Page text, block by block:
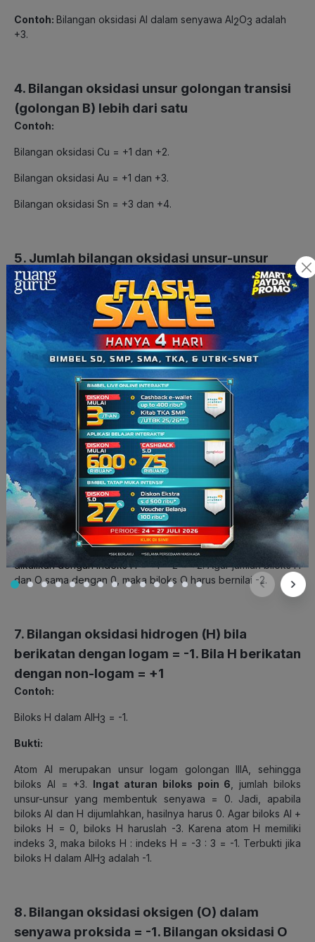
Contoh: Bilangan oksidasi Al dalam senyawa Al2O3 adalah
+3.
4. Bilangan oksidasi unsur golongan transisi
(golongan B) lebih dari satu
Contoh:
Bilangan oksidasi Cu = +1 dan +2.
Bilangan oksidasi Au = +1 dan +3.
Bilangan oksidasi Sn = +3 dan +4.
5. Jumlah bilangan oksidasi unsur-unsur
yang membentuk ion = jumlah muatannya
Contoh:
NH4 = +1
Biloks H = +1. Atom H memiliki indeks 4, maka biloks H
dikalikan dengan indeks H = +4. Karena jumlah muatan NH
= +1, maka biloks N haruslah -3, agar ketika biloks N dan H
dijumlahkan, hasilnya sesuai dengan jumlah muatannya, yaitu
+1.
6. Jumlah bilangan oksidasi unsur-unsur
yang membentuk senyawa = 0
Contoh:
H2O = 0
Biloks H = +1. Atom H memiliki indeks 2, sehingga
biloks H
dikalikan dengan indeks H =+1 x 2 = +2. Agar jumlah biloks H
dan O sama dengan 0, maka biloks O harus bernilai -2.
7. Bilangan oksidasi hidrogen (H) bila
berikatan dengan logam = -1. Bila H berikatan
dengan non-logam = +1
Contoh:
Biloks H dalam AlH3 = -1.
Bukti:
Atom Al merupakan unsur logam golongan IIIA, sehingga
biloks Al = +3. Ingat aturan biloks poin 6 , jumlah biloks
unsur-unsur yang membentuk senyawa = 0. Jadi, apabila
biloks Al dan H dijumlahkan, hasilnya harus 0. Agar biloks Al +
biloks H = 0, biloks H haruslah -3. Karena atom H memiliki
indeks 3, maka biloks H : indeks H = -3 : 3 = -1. Terbukti jika
biloks H dalam AlH3 adalah -1.
8. Bilangan oksidasi oksigen (O) dalam
senyawa proksida = -1. Bilangan oksidasi O